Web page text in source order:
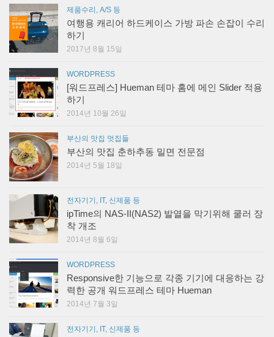
제품수리, A/S 등
여행용 캐리어 하드케이스 가방 파손 손잡이 수리
하기
2017년 8월 15일
WORDPRESS
[워드프레스] Hueman 테마 홈에 메인 Slider 적용
하기
2014년 10월 26일
부산의 맛집 멋집들
부산의 맛집 춘하추동 밀면 전문점
2014년 5월 18일
전자기기, IT, 신제품 등
ipTime의 NAS-II(NAS2) 발열을 막기위해 쿨러 장
착 개조
2014년 8월 6일
WORDPRESS
Responsive한 기능으로 각종 기기에 대응하는 강
력한 공개 워드프레스 테마 Hueman
2014년 7월 3일
전자기기, IT, 신제품 등